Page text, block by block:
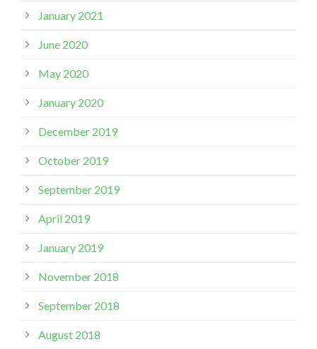
January 2021
June 2020
May 2020
January 2020
December 2019
October 2019
September 2019
April 2019
January 2019
November 2018
September 2018
August 2018